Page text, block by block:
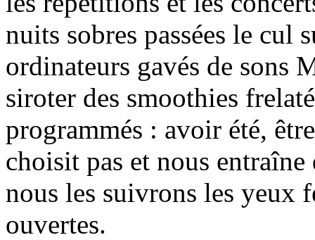
nuits sobres passées le cul
ordinateurs gavés de sons
siroter des smoothies
programmés : avoir été,
choisit pas et nous
nous les suivrons les yeux
ouvertes.